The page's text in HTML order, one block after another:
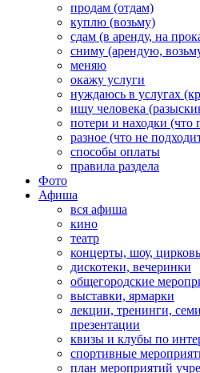
продам (отдам)
куплю (возьму)
сдам (в аренду, на
сниму (арендую,
меняю
окажу услуги
нуждаюсь в услугах
ищу человека
потери и находки
разное (что не
способы оплаты
правила раздела
Фото
Афиша
вся афиша
кино
театр
концерты, шоу,
дискотеки, вечеринки
общегородские
выставки, ярмарки
лекции, тренинги,
презентации
квизы и клубы по
спортивные
план мероприятий